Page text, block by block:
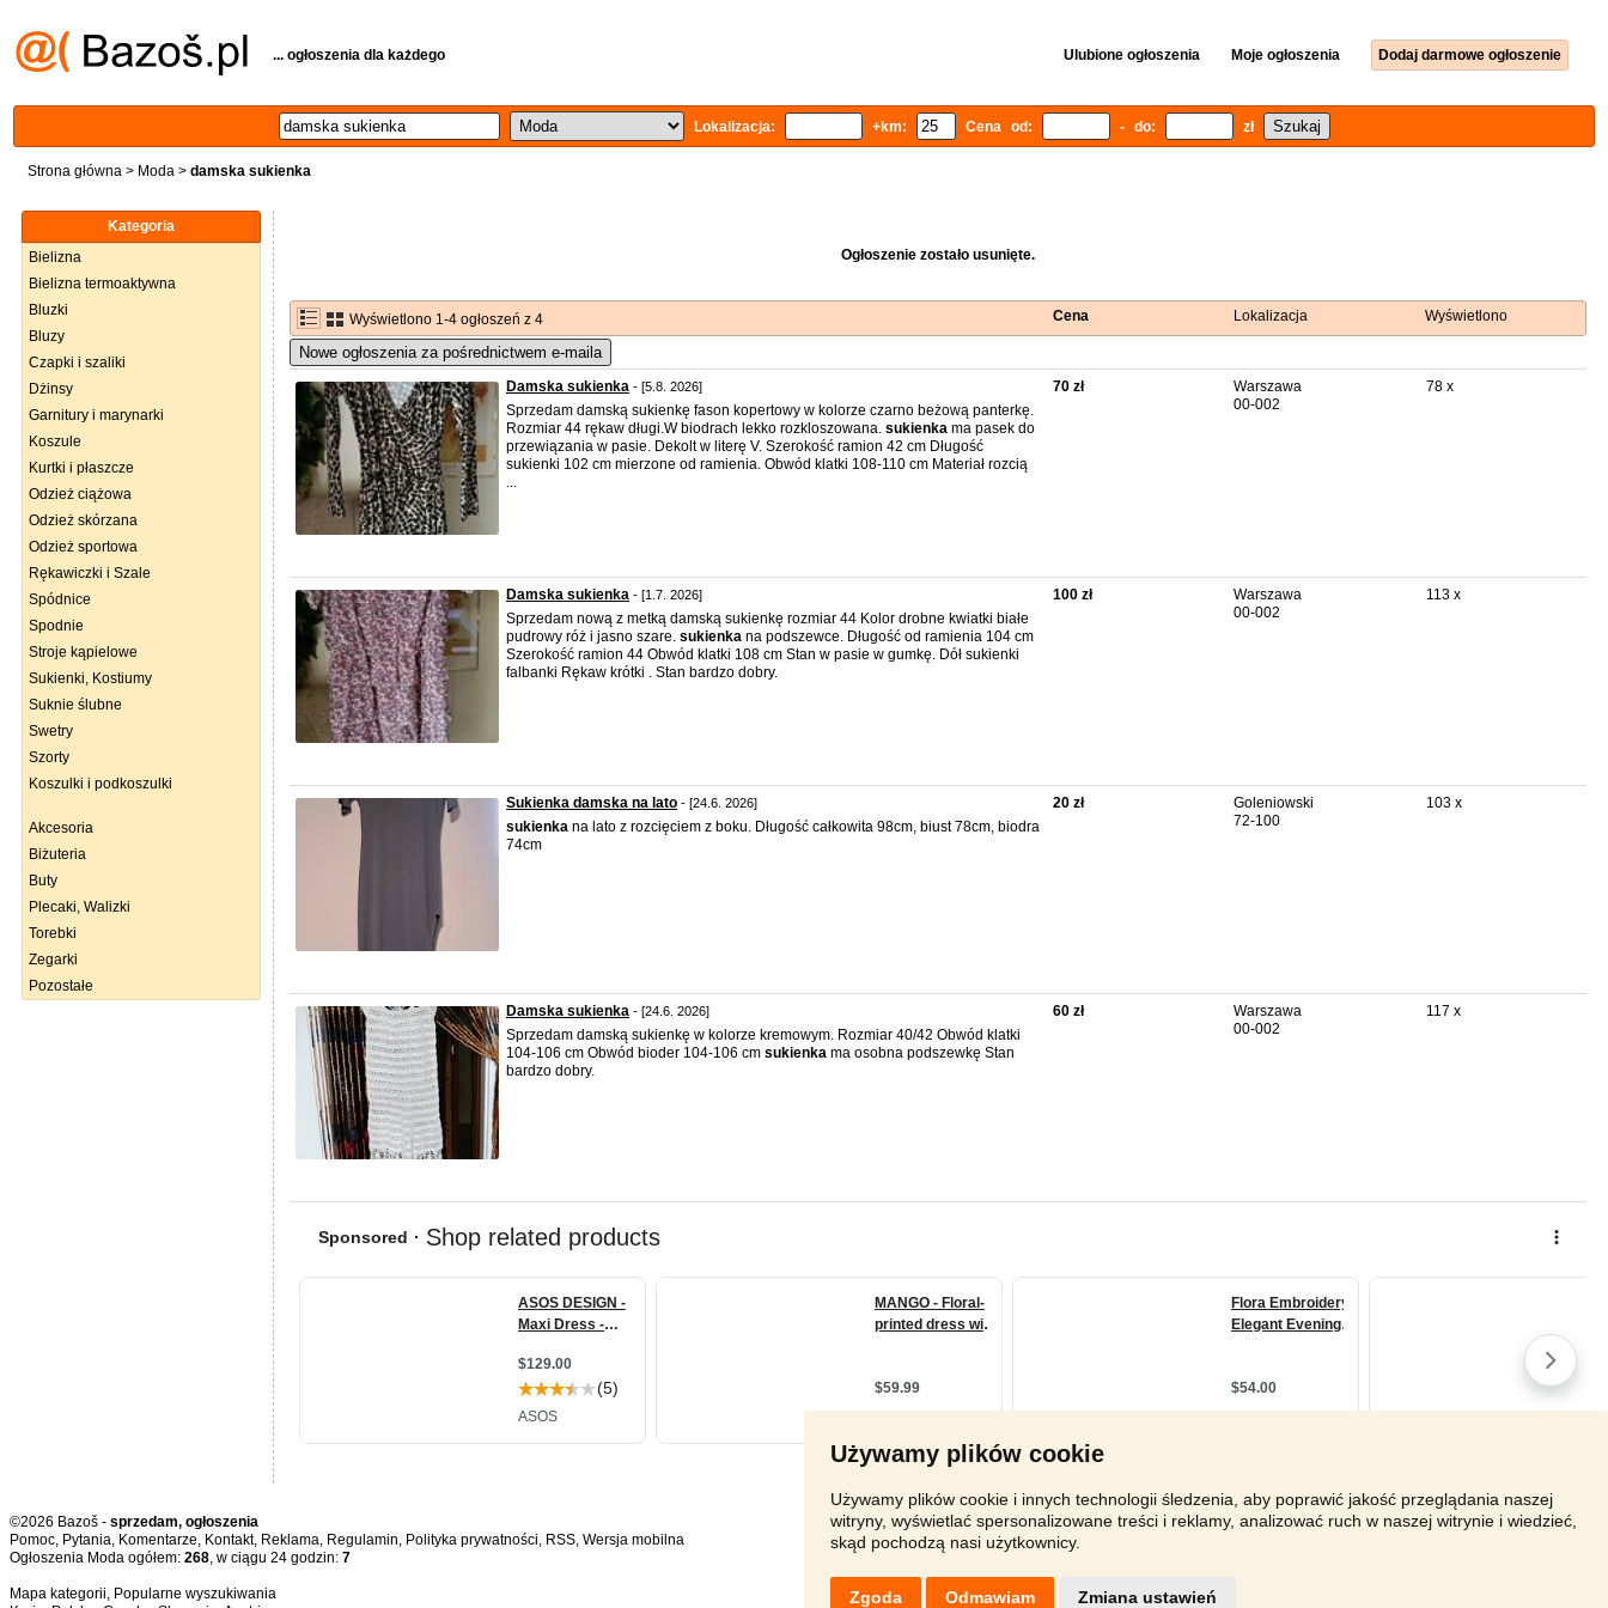
Używamy plików cookie
Używamy plików cookie i innych technologii śledzenia, aby poprawić jakość przeglądania naszej
witryny, wyświetlać spersonalizowane treści i reklamy, analizować ruch w naszej witrynie i wiedzieć,
skąd pochodzą nasi użytkownicy.
Zgoda Odmawiam Zmiana ustawień
... ogłoszenia dla każdego Ulubione ogłoszenia Moje ogłoszenia Dodaj darmowe ogłoszenie
Lokalizacja: +km: Cena od: - do: zł
Strona główna > Moda > damska sukienka
Kategoria
Bielizna
Bielizna termoaktywna
Bluzki
Bluzy
Czapki i szaliki
Dżinsy
Garnitury i marynarki
Koszule
Kurtki i płaszcze
Odzież ciążowa
Odzież skórzana
Odzież sportowa
Rękawiczki i Szale
Spódnice
Spodnie
Stroje kąpielowe
Sukienki, Kostiumy
Suknie ślubne
Swetry
Szorty
Koszulki i podkoszulki
Akcesoria
Biżuteria
Buty
Plecaki, Walizki
Torebki
Zegarki
Pozostałe
Ogłoszenie zostało usunięte.
Wyświetlono 1-4 ogłoszeń z 4 Cena Lokalizacja Wyświetlono
Nowe ogłoszenia za pośrednictwem e-maila
Damska sukienka - [5.8. 2026]
Sprzedam damską sukienkę fason kopertowy w kolorze czarno beżową panterkę.
Rozmiar 44 rękaw długi.W biodrach lekko rozkloszowana. sukienka ma pasek do
przewiązania w pasie. Dekolt w literę V. Szerokość ramion 42 cm Długość
sukienki 102 cm mierzone od ramienia. Obwód klatki 108-110 cm Materiał rozcią
...
70 zł
Warszawa
00-002
78 x
Damska sukienka - [1.7. 2026]
Sprzedam nową z metką damską sukienkę rozmiar 44 Kolor drobne kwiatki białe
pudrowy róż i jasno szare. sukienka na podszewce. Długość od ramienia 104 cm
Szerokość ramion 44 Obwód klatki 108 cm Stan w pasie w gumkę. Dół sukienki
falbanki Rękaw krótki . Stan bardzo dobry.
100 zł
Warszawa
00-002
113 x
Sukienka damska na lato - [24.6. 2026]
sukienka na lato z rozcięciem z boku. Długość całkowita 98cm, biust 78cm, biodra
74cm
20 zł
Goleniowski
72-100
103 x
Damska sukienka - [24.6. 2026]
Sprzedam damską sukienkę w kolorze kremowym. Rozmiar 40/42 Obwód klatki
104-106 cm Obwód bioder 104-106 cm sukienka ma osobna podszewkę Stan
bardzo dobry.
60 zł
Warszawa
00-002
117 x
©2026 Bazoš - sprzedam, ogłoszenia
Pomoc, Pytania, Komentarze, Kontakt, Reklama, Regulamin, Polityka prywatności, RSS,
Ogłoszenia Moda ogółem: 268, w ciągu 24 godzin: 7
Mapa kategorii, Popularne wyszukiwania